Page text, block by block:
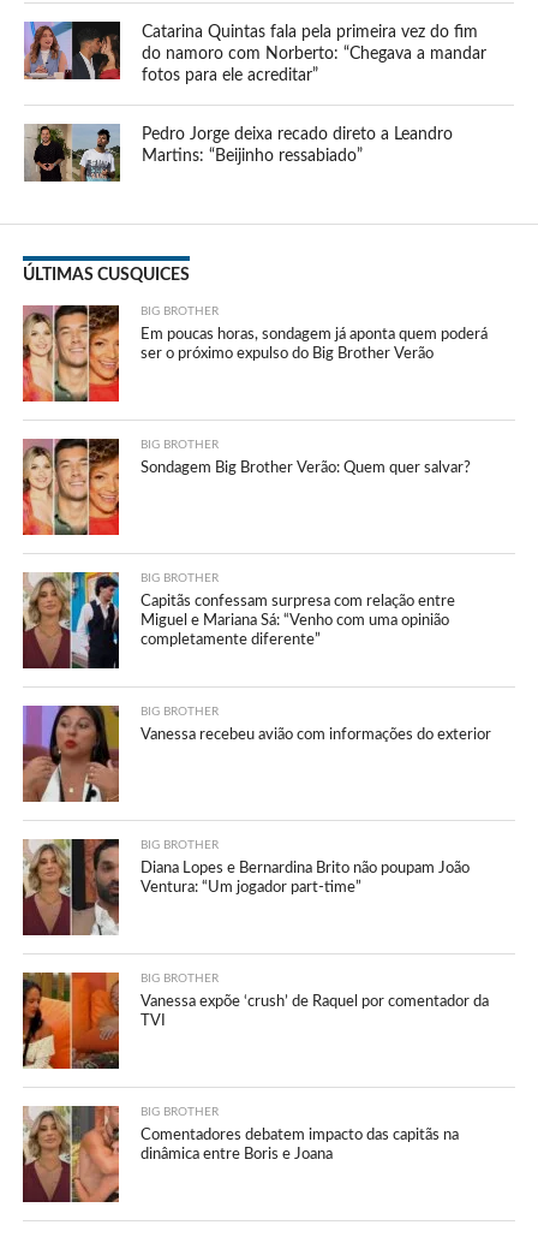
Catarina Quintas fala pela primeira vez do fim
do namoro com Norberto: “Chegava a mandar
fotos para ele acreditar”
Pedro Jorge deixa recado direto a Leandro
Martins: “Beijinho ressabiado”
ÚLTIMAS CUSQUICES
BIG BROTHER
Em poucas horas, sondagem já aponta quem poderá
ser o próximo expulso do Big Brother Verão
BIG BROTHER
Sondagem Big Brother Verão: Quem quer salvar?
BIG BROTHER
Capitãs confessam surpresa com relação entre
Miguel e Mariana Sá: “Venho com uma opinião
completamente diferente”
BIG BROTHER
Vanessa recebeu avião com informações do exterior
BIG BROTHER
Diana Lopes e Bernardina Brito não poupam João
Ventura: “Um jogador part-time”
BIG BROTHER
Vanessa expõe ‘crush’ de Raquel por comentador da
TVI
BIG BROTHER
Comentadores debatem impacto das capitãs na
dinâmica entre Boris e Joana